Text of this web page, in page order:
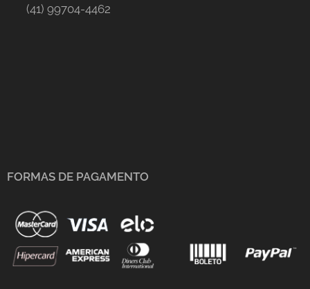
(41) 99704-4462
FORMAS DE PAGAMENTO